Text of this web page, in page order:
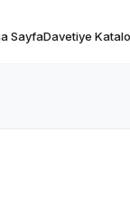
SayfaDavetiye